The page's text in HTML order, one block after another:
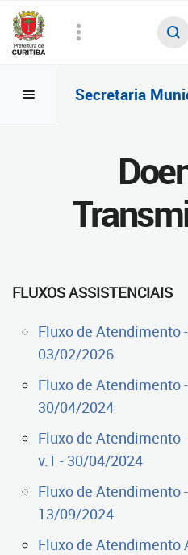
Secretaria
FLUXOS ASSISTENCIAIS
Fluxo de Atendimento
03/02/2026
Fluxo de Atendimento
30/04/2024
Fluxo de Atendimento
v.1 - 30/04/2024
Fluxo de Atendimento
13/09/2024
Fluxo de Atendimento